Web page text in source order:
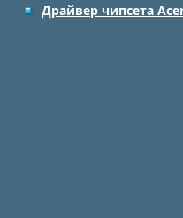
Драйвер чипсета